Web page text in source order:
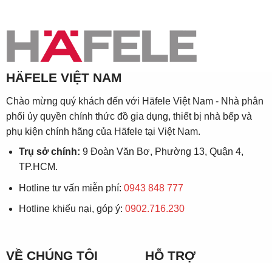
HÄFELE VIỆT NAM
Chào mừng quý khách đến với Häfele Việt Nam - Nhà phân
phối ủy quyền chính thức đồ gia dụng, thiết bị nhà bếp và
phụ kiện chính hãng của Häfele tại Việt Nam.
Trụ sở chính: 9 Đoàn Văn Bơ, Phường 13, Quận 4,
TP.HCM.
Hotline tư vấn miễn phí: 0943 848 777
Hotline khiếu nại, góp ý: 0902.716.230
VỀ CHÚNG TÔI HỖ TRỢ